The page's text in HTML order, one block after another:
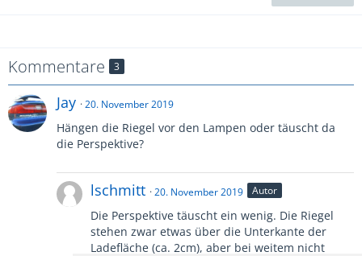
Kommentare 3
Jay 20. November 2019
Hängen die Riegel vor den Lampen oder täuscht da
die Perspektive?
lschmitt 20. November 2019 Autor
Die Perspektive täuscht ein wenig. Die Riegel
stehen zwar etwas über die Unterkante der
Ladefläche (ca. 2cm), aber bei weitem nicht